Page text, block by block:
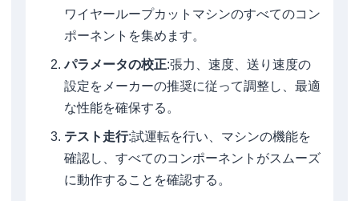
ワイヤーループカットマシンのすべてのコン
ポーネントを集めます。
パラメータの校正:張力、速度、送り速度の
設定をメーカーの推奨に従って調整し、最適
な性能を確保する。
テスト走行:試運転を行い、マシンの機能を
確認し、すべてのコンポーネントがスムーズ
に動作することを確認する。